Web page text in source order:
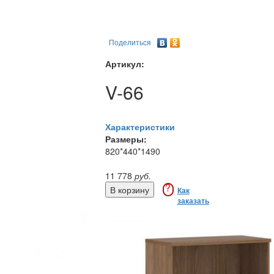
Поделиться
Артикул:
V-66
Характеристики
Размеры:
820*440*1490
11 778 руб.
? Как
заказать
Доставка - 450 руб.